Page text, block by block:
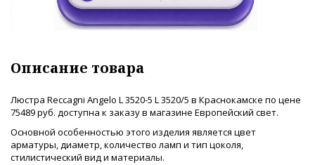
Описание товара
Люстра Reccagni Angelo L 3520-5 L 3520/5 в Краснокамске по цене
75489 руб. доступна к заказу в магазине Европейский свет.
Основной особенностью этого изделия является цвет
арматуры, диаметр, количество ламп и тип цоколя,
стилистический вид и материалы.